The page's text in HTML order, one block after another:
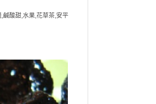
鹹酸甜,水果,花草茶,安平